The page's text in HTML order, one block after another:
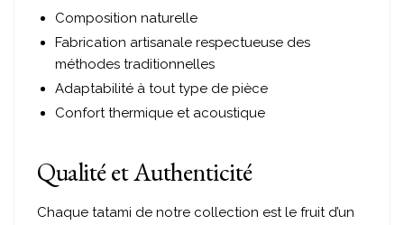
Composition naturelle
Fabrication artisanale respectueuse des
méthodes traditionnelles
Adaptabilité à tout type de pièce
Confort thermique et acoustique
Qualité et Authenticité
Chaque tatami de notre collection est le fruit d’un